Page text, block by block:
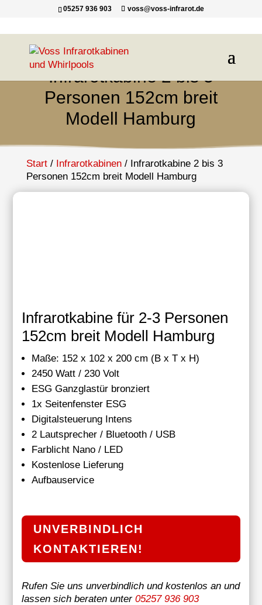
05257 936 903 voss@voss-infrarot.de
Infrarotkabine 2 bis 3
Personen 152cm breit
Modell Hamburg
Start/ Infrarotkabinen/ Infrarotkabine 2 bis 3
Personen 152cm breit Modell Hamburg
Infrarotkabine für 2-3 Personen
152cm breit Modell Hamburg
Maße: 152 x 102 x 200 cm (B x T x H)
2450 Watt / 230 Volt
ESG Ganzglastür bronziert
1x Seitenfenster ESG
Digitalsteuerung Intens
2 Lautsprecher / Bluetooth / USB
Farblicht Nano / LED
Kostenlose Lieferung
Aufbauservice
UNVERBINDLICH
KONTAKTIEREN!
Rufen Sie uns unverbindlich und kostenlos an und
lassen sich beraten unter05257 936 903